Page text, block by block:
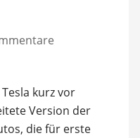
kurz vor
Version der
die für erste